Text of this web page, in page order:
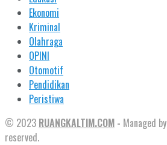
Ekonomi
Kriminal
Olahraga
OPINI
Otomotif
Pendidikan
Peristiwa
© 2023 RUANGKALTIM.COM - Managed by
reserved.